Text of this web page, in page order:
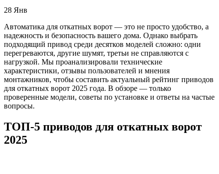
28 Янв
Автоматика для откатных ворот — это не просто удобство, а
надежность и безопасность вашего дома. Однако выбрать
подходящий привод среди десятков моделей сложно: одни
перегреваются, другие шумят, третьи не справляются с
нагрузкой. Мы проанализировали технические
характеристики, отзывы пользователей и мнения
монтажников, чтобы составить актуальный рейтинг приводов
для откатных ворот 2025 года. В обзоре — только
проверенные модели, советы по установке и ответы на частые
вопросы.
ТОП-5 приводов для откатных ворот
2025